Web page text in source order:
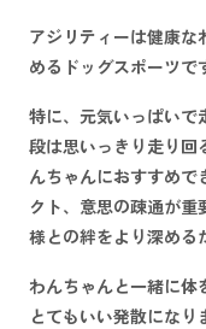
アジリティーは健康な
めるドッグスポーツで
特に、元気いっぱいで
段は思いっきり走り回
んちゃんにおすすめで
クト、意思の疎通が
様との絆をより深める
わんちゃんと一緒に体
とてもいい発散にな